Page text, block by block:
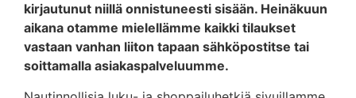
kirjautunut niillä onnistuneesti sisään. Heinäkuun
aikana otamme mielellämme kaikki tilaukset
vastaan vanhan liiton tapaan sähköpostitse tai
soittamalla asiakaspalveluumme.